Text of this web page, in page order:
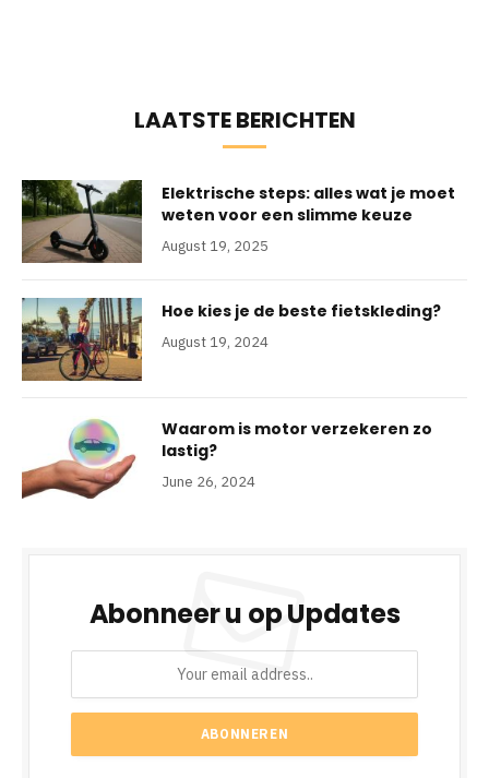
LAATSTE BERICHTEN
Elektrische steps: alles wat je moet
weten voor een slimme keuze
August 19, 2025
Hoe kies je de beste fietskleding?
August 19, 2024
Waarom is motor verzekeren zo
lastig?
June 26, 2024
Abonneer u op Updates